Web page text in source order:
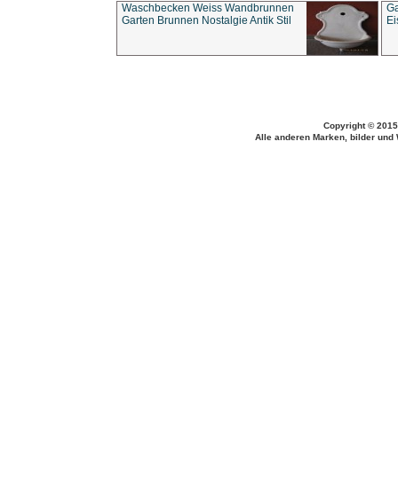
Waschbecken Weiss Wandbrunnen
Garten Brunnen Nostalgie Antik Stil
Copyright ©
Alle anderen Marken, bilder und